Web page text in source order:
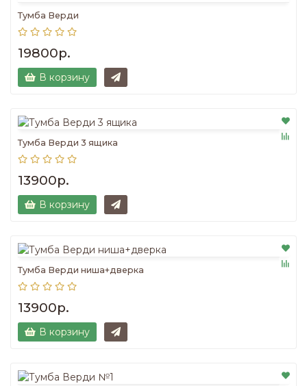
Тумба Верди
19800р.
В корзину
Тумба Верди 3 ящика
13900р.
В корзину
Тумба Верди ниша+дверка
13900р.
В корзину